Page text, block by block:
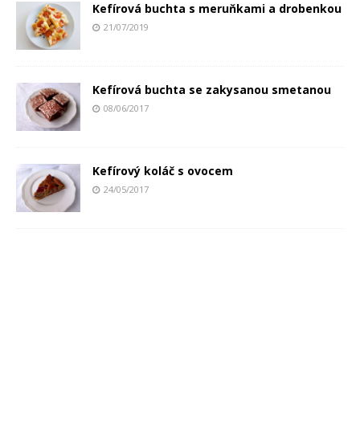
Kefírová buchta s meruňkami a drobenkou
21/07/2019
Kefírová buchta se zakysanou smetanou
08/06/2017
Kefírový koláč s ovocem
24/05/2017